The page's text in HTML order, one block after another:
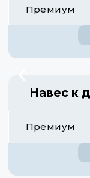
Премиум
Навес к
Премиум